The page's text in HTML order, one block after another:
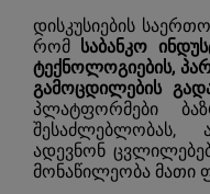
დისკუსიების
რომ საბანკო
ტექნოლოგიების,
გამოცდილების
პლატფორმები
ადევნონ
მონაწილეობა მათი